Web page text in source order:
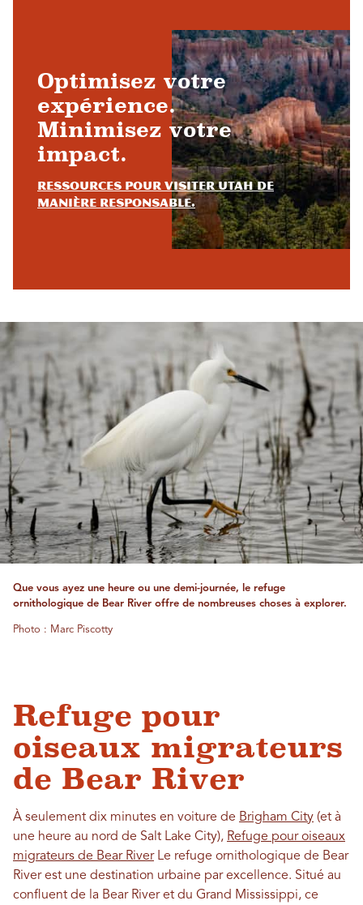
Optimisez votre
expérience.
Minimisez votre
impact.
Ressources pour visiter Utah de
manière responsable.
Que vous ayez une heure ou une demi-journée, le refuge
ornithologique de Bear River offre de nombreuses choses à explorer.
Photo : Marc Piscotty
Refuge pour
oiseaux migrateurs
de Bear River
À seulement dix minutes en voiture de Brigham City (et à
une heure au nord de Salt Lake City), Refuge pour oiseaux
migrateurs de Bear RiverLe refuge ornithologique de Bear
River est une destination urbaine par excellence. Situé au
confluent de la Bear River et du Grand Mississippi, ce